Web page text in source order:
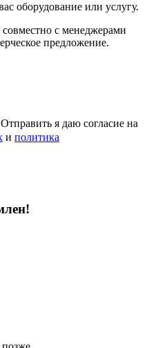
оборудование или услугу.
с менеджерами
предложение.
я даю согласие на
и политикa